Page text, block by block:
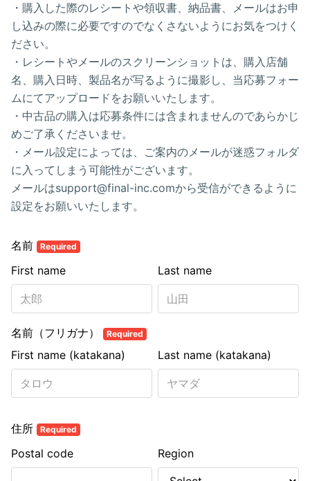
・購入した際のレシートや領収書、納品書、メールはお申
し込みの際に必要ですのでなくさないようにお気をつけく
ださい。
・レシートやメールのスクリーンショットは、購入店舗
名、購入日時、製品名が写るように撮影し、当応募フォー
ムにてアップロードをお願いいたします。
・中古品の購入は応募条件には含まれませんのであらかじ
めご了承くださいませ。
・メール設定によっては、ご案内のメールが迷惑フォルダ
に入ってしまう可能性がございます。
メールはsupport@final-inc.comから受信ができるように
設定をお願いいたします。
名前 Required
Last name
First name
名前（フリガナ） Required
Last name (katakana)
First name (katakana)
住所 Required
Postal code Region